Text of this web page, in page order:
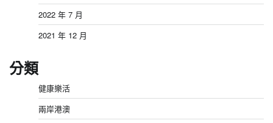
2022 年 7 月
2021 年 12 月
分類
健康樂活
兩岸港澳